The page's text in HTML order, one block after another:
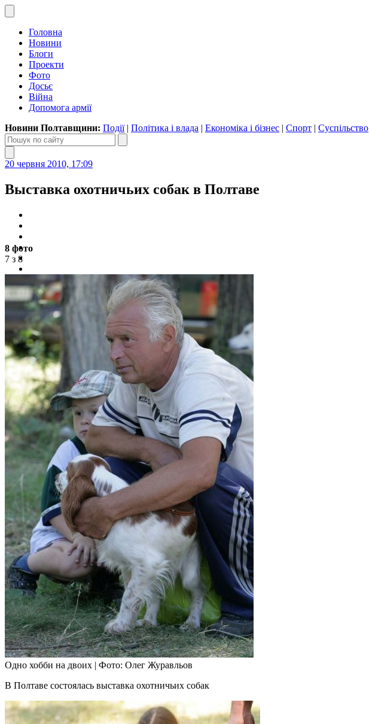
Головна
Новини
Блоги
Проекти
Фото
Досьє
Війна
Допомога армії
Новини Полтавщини: Події| Політика і влада | Економіка і бізнес | Спорт | Суспільство
20 червня 2010, 17:09
Выставка охотничьих собак в Полтаве
8 фото
7 з 8
Одно хобби на двоих | Фото: Олег Журавльов
В Полтаве состоялась выставка охотничьих собак